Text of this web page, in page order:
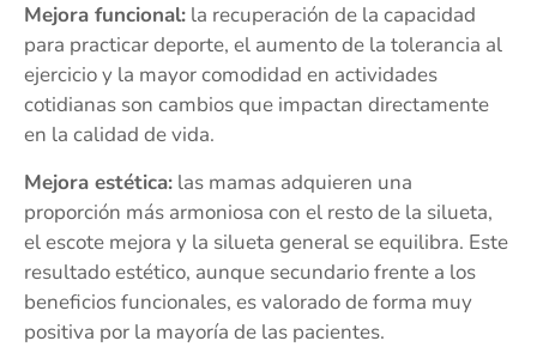
Mejora funcional: la recuperación de la capacidad
para practicar deporte, el aumento de la tolerancia al
ejercicio y la mayor comodidad en actividades
cotidianas son cambios que impactan directamente
en la calidad de vida.
Mejora estética: las mamas adquieren una
proporción más armoniosa con el resto de la silueta,
el escote mejora y la silueta general se equilibra. Este
resultado estético, aunque secundario frente a los
beneficios funcionales, es valorado de forma muy
positiva por la mayoría de las pacientes.